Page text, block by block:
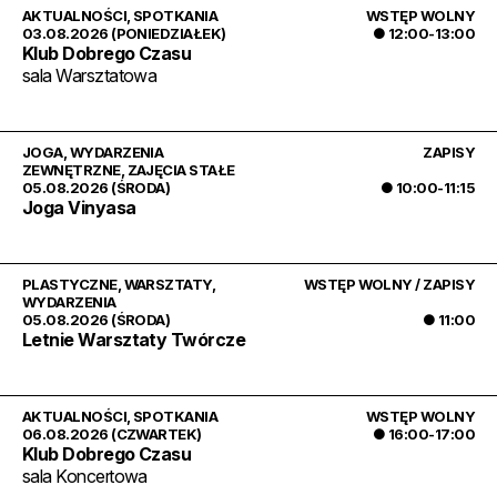
03.08.2026 (PONIEDZIAŁEK) ● 12:00-13:00
AKTUALNOŚCI SPOTKANIA WSTĘP WOLNY
Klub Dobrego Czasu
sala Warsztatowa
05.08.2026 (ŚRODA) ● 10:00-11:15
JOGA, WYDARZENIA
ZEWNĘTRZNE, ZAJĘCIA STAŁE
ZAPISY
Joga Vinyasa
05.08.2026 (ŚRODA) ● 11:00
PLASTYCZNE, WARSZTATY,
WYDARZENIA
WSTĘP WOLNY / ZAPISY
Letnie Warsztaty Twórcze
06.08.2026 (CZWARTEK) ● 16:00-17:00
AKTUALNOŚCI SPOTKANIA WSTĘP WOLNY
Klub Dobrego Czasu
sala Koncertowa